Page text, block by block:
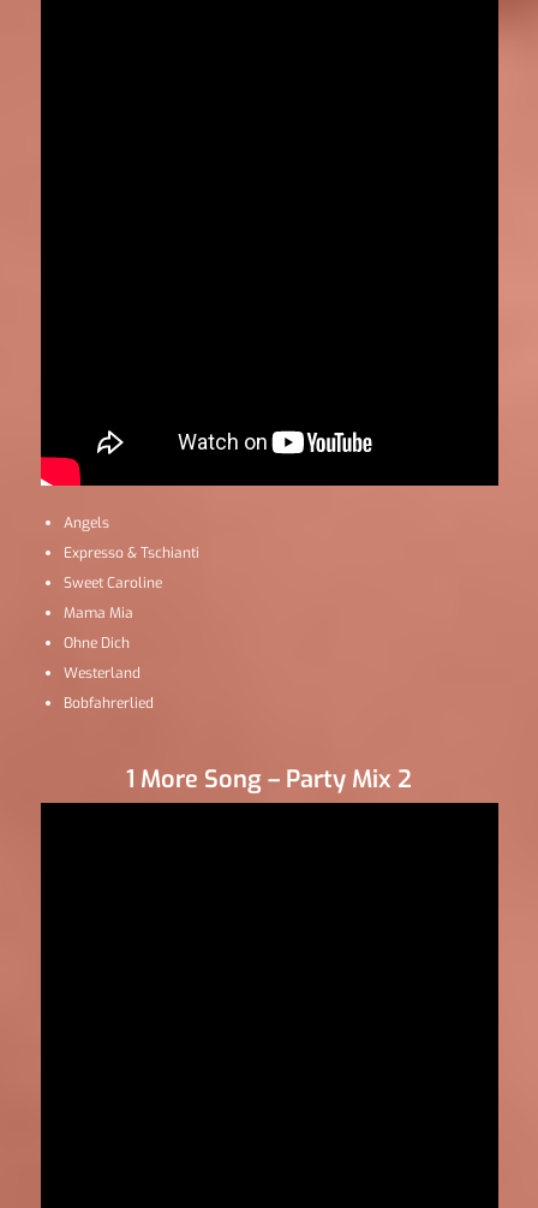
Angels
Expresso & Tschianti
Sweet Caroline
Mama Mia
Ohne Dich
Westerland
Bobfahrerlied
1 More Song – Party Mix 2